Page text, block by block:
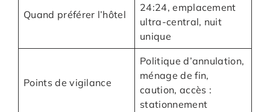
Quand préférer l’hôtel
24:24, emplacement
ultra-central, nuit
unique
Points de vigilance
Politique d’annulation,
ménage de fin,
caution, accès :
stationnement